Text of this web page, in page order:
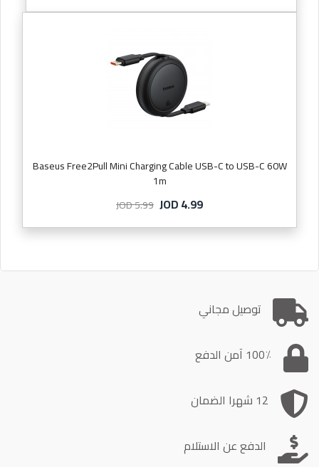
Baseus Free2Pull Mini Charging Cable USB-C to USB-C 60W
1m
JOD 4.99
JOD 5.99
توصيل مجاني
100٪ آمن الدفع
12 شهرا الضمان
الدفع عن الاستلام